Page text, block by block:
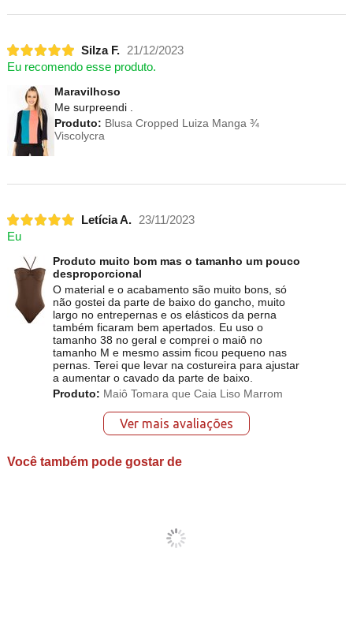
Silza F.
21/12/2023
Eu recomendo esse produto.
Maravilhoso
Me surpreendi .
Produto: Blusa Cropped Luiza Manga ¾
Viscolycra
Letícia A.
23/11/2023
Eu
Produto muito bom mas o tamanho um pouco
desproporcional
O material e o acabamento são muito bons, só
não gostei da parte de baixo do gancho, muito
largo no entrepernas e os elásticos da perna
também ficaram bem apertados. Eu uso o
tamanho 38 no geral e comprei o maiô no
tamanho M e mesmo assim ficou pequeno nas
pernas. Terei que levar na costureira para ajustar
a aumentar o cavado da parte de baixo.
Produto: Maiô Tomara que Caia Liso Marrom
Ver mais avaliações
Você também pode gostar de